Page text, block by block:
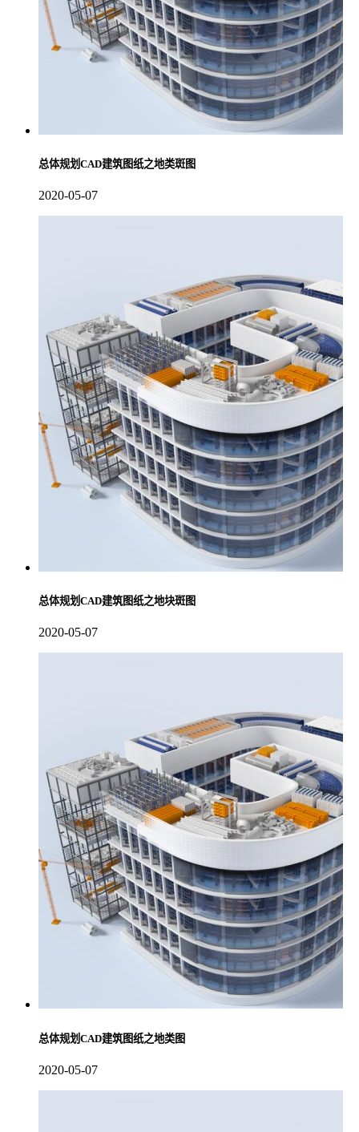
总体规划CAD建筑图纸之地类斑图
2020-05-07
总体规划CAD建筑图纸之地块斑图
2020-05-07
总体规划CAD建筑图纸之地类图
2020-05-07